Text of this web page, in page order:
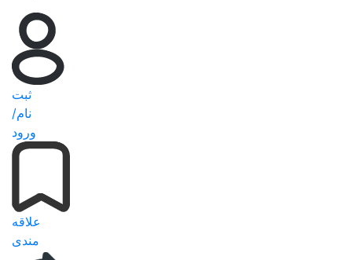
ثبت
نام/
ورود
علاقه
مندی